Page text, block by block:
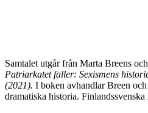
Samtalet utgår från Marta Breens
Patriarkatet faller: Sexismens
(2021). I boken avhandlar Breen
dramatiska historia. Finlandssvenska